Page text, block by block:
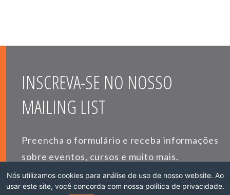
INSCREVA-SE NO NOSSO
MAILING LIST
Preencha o formulário e receba informações
sobre eventos, cursos e muito mais.
E-MAIL *
Nós utilizamos cookies para análise de uso de nosso website. Ao
usar este site, você concorda com nossa política de privacidade.